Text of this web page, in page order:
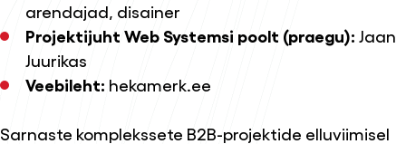
arendajad, disainer
Projektijuht Web Systemsi poolt (praegu): Jaan
Juurikas
Veebileht: hekamerk.ee
Sarnaste komplekssete B2B-projektide elluviimisel